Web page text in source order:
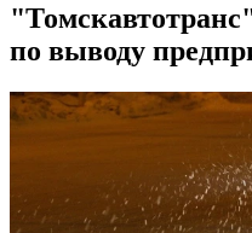
по выводу